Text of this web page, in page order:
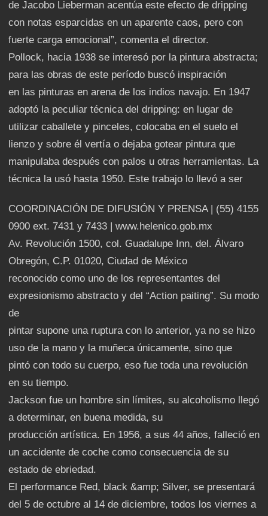
de Jacobo Lieberman acentúa este efecto de dripping
con notas esparcidas en un aparente caos, pero con
fuerte carga emocional”, comenta el director.
Pollock, hacia 1938 se interesó por la pintura abstracta;
para las obras de este período buscó inspiración
en las pinturas en arena de los indios navajo. En 1947
adoptó la peculiar técnica del dripping: en lugar de
utilizar caballete y pinceles, colocaba en el suelo el
lienzo y sobre él vertía o dejaba gotear pintura que
manipulaba después con palos u otras herramientas. La
técnica la usó hasta 1950. Este trabajo lo llevó a ser
COORDINACIÓN DE DIFUSIÓN Y PRENSA | (55) 4155
0900 ext. 7431 y 7433 | www.helenico.gob.mx
Av. Revolución 1500, col. Guadalupe Inn, del. Álvaro
Obregón, C.P. 01020, Ciudad de México
reconocido como uno de los representantes del
expresionismo abstracto y del “Action paiting”. Su modo
de
pintar supone una ruptura con lo anterior, ya no se hizo
uso de la mano y la muñeca únicamente, sino que
pintó con todo su cuerpo, eso fue toda una revolución
en su tiempo.
Jackson fue un hombre sin límites, su alcoholismo llegó
a determinar, en buena medida, su
producción artística. En 1956, a sus 44 años, falleció en
un accidente de coche como consecuencia de su
estado de ebriedad.
El performance Red, black &amp; Silver, se presentará
del 5 de octubre al 14 de diciembre, todos los viernes a